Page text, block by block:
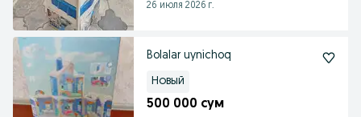
26 июля 2026 г.
Bolalar uynichoq
Новый
500 000 сум